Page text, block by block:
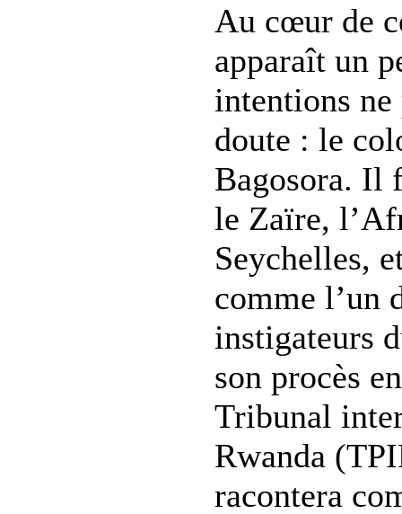
Au cœur de
apparaît un
intentions
doute : le
Bagosora. Il
le Zaïre,
Seychelles,
comme l’un
instigateurs
son procès
Tribunal
Rwanda
racontera